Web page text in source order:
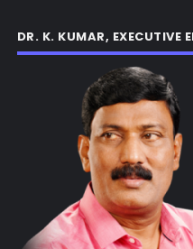
DR. K. KUMAR, EXECUTIVE